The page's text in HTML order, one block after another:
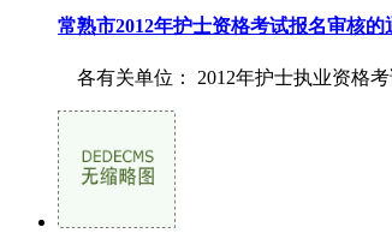
常熟市2012年护士资格考试报名审核的
各有关单位： 2012年护士执业资格